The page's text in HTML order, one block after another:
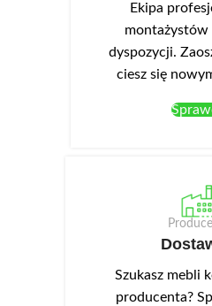
Ekipa
montażystów
dyspozycji.
ciesz się
Szukasz mebli
producenta?